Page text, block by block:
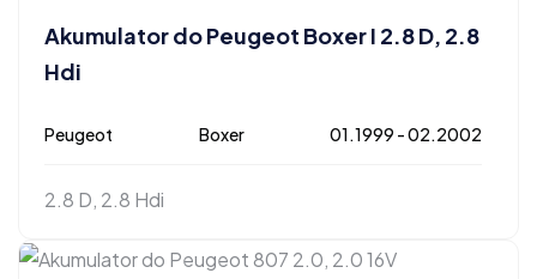
Akumulator do Peugeot Boxer I 2.8 D, 2.8
Hdi
Peugeot Boxer 01.1999 - 02.2002
2.8 D, 2.8 Hdi